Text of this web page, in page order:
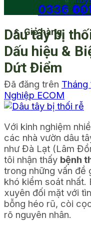
0336
Giỏ hàng
Đại
Dâu tây bị
Dấu hiệu &
Dứt Điểm
Đã đăng trên
Nghiệp ECOM
Với kinh nghiệm
các nhà vườn dâu
như Đà Lạt (Lâm
tôi nhận thấy bệnh
trong những vấn đề
khó kiểm soát nhất.
xuyên đối mặt với
bỗng héo rũ, còi
rõ nguyên nhân.